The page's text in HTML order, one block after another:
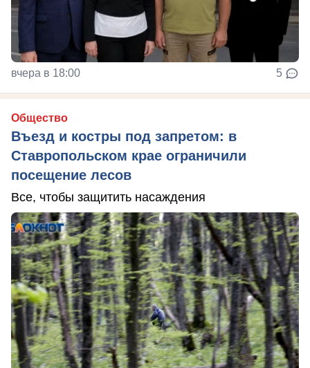
вчера в 18:00 5
Общество
Въезд и костры под запретом: в
Ставропольском крае ограничили
посещение лесов
Все, чтобы защитить насаждения